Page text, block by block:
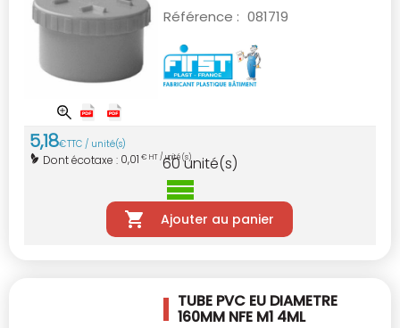
Référence : 081719
5,18€TTC / unité(s)
Dont écotaxe : 0,01 € HT / unité(s)
60unité(s)
Ajouter au panier
TUBE PVC EU DIAMETRE
160MM NFE M1 4ML